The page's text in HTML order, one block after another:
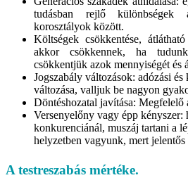
tudásban rejlő különbségek
korosztályok között.
Költségek csökkentése,
akkor csökkennek, ha
csökkentjük azok mennyiségét és
Jogszabály változások: adózási
változása, valljuk be nagyon
Döntéshozatal javítása: Megfelelő
Versenyelőny vagy épp kényszer:
konkurenciánál, muszáj tartani a
helyzetben vagyunk, mert
A testreszabás mértéke.